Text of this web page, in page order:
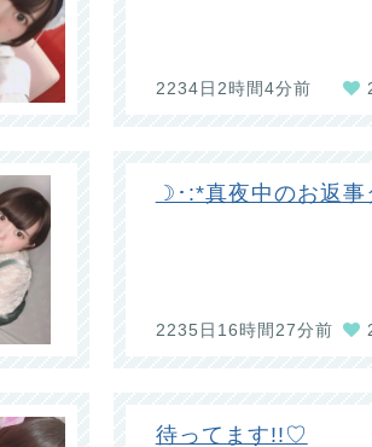
2234日2時間4分前
☽･:*真夜中のお返
2235日16時間27分前
待ってます!!♡